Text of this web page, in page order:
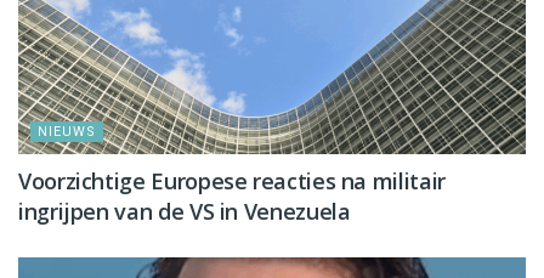
NIEUWS
Voorzichtige Europese reacties na militair
ingrijpen van de VS in Venezuela